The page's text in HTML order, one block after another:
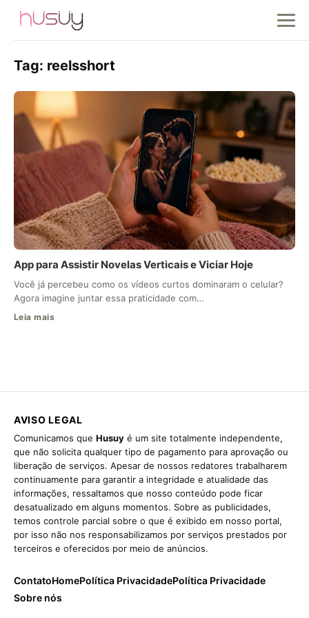
Tag: reelsshort
App para Assistir Novelas Verticais e Viciar Hoje
Você já percebeu como os vídeos curtos dominaram o celular?
Agora imagine juntar essa praticidade com…
Leia mais
AVISO LEGAL
Comunicamos que Husuy é um site totalmente independente,
que não solicita qualquer tipo de pagamento para aprovação ou
liberação de serviços. Apesar de nossos redatores trabalharem
continuamente para garantir a integridade e atualidade das
informações, ressaltamos que nosso conteúdo pode ficar
desatualizado em alguns momentos. Sobre as publicidades,
temos controle parcial sobre o que é exibido em nosso portal,
por isso não nos responsabilizamos por serviços prestados por
terceiros e oferecidos por meio de anúncios.
ContatoHomePolítica PrivacidadePolítica Privacidade
Sobre nós